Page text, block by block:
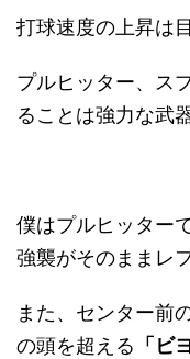
打球速度の上昇は
プルヒッター、ス
ることは強力な武
僕はプルヒッター
強襲がそのままレ
また、センター前
の頭を超える 「ビ